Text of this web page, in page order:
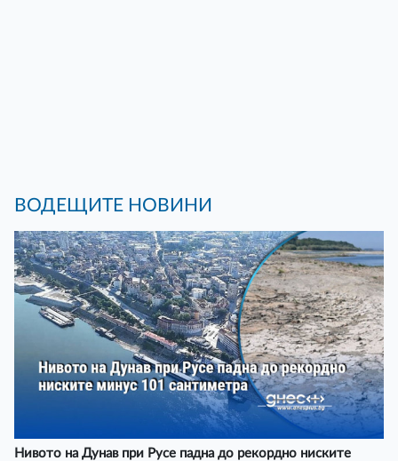
ВОДЕЩИТЕ НОВИНИ
Нивото на Дунав при Русе падна до рекордно ниските